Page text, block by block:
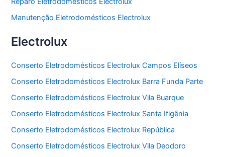
Manutenção Eletrodomésticos Electrolux
Electrolux
Conserto Eletrodomésticos Electrolux Campos Elíseos
Conserto Eletrodomésticos Electrolux Barra Funda Parte
Conserto Eletrodomésticos Electrolux Vila Buarque
Conserto Eletrodomésticos Electrolux Santa Ifigênia
Conserto Eletrodomésticos Electrolux República
Conserto Eletrodomésticos Electrolux Vila Deodoro